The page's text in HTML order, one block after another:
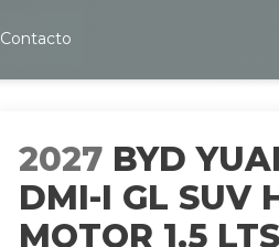
Contacto
2027 BYD
DMI-I GL SUV
MOTOR 1.5